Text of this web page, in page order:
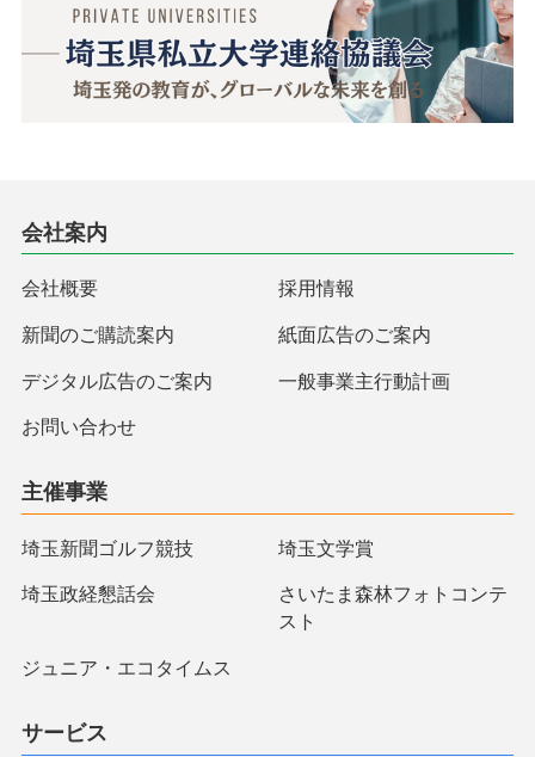
会社案内
会社概要 採用情報
新聞のご購読案内 紙面広告のご案内
デジタル広告のご案内 一般事業主行動計画
お問い合わせ
主催事業
埼玉新聞ゴルフ競技 埼玉文学賞
埼玉政経懇話会
さいたま森林フォトコンテ
スト
ジュニア・エコタイムス
サービス